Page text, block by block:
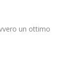
un ottimo